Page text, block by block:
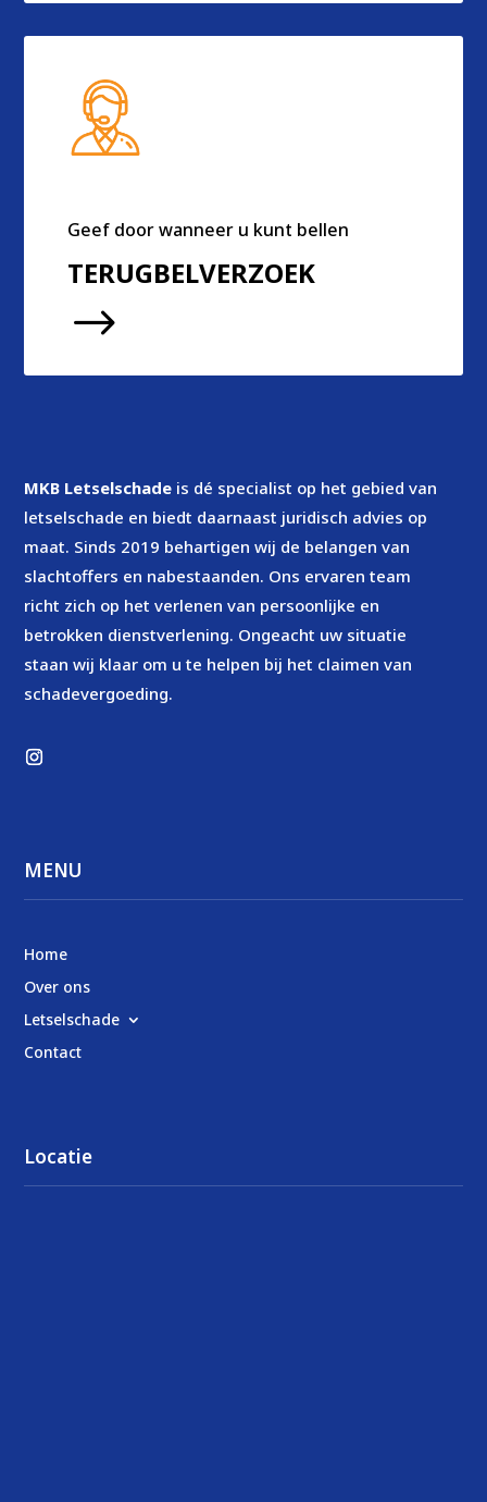
Geef door wanneer u kunt bellen
TERUGBELVERZOEK
$
MKB Letselschade is dé specialist op het gebied van
letselschade en biedt daarnaast juridisch advies op
maat. Sinds 2019 behartigen wij de belangen van
slachtoffers en nabestaanden. Ons ervaren team
richt zich op het verlenen van persoonlijke en
betrokken dienstverlening. Ongeacht uw situatie
staan wij klaar om u te helpen bij het claimen van
schadevergoeding.
MENU
Home
Over ons
Letselschade
Contact
Locatie